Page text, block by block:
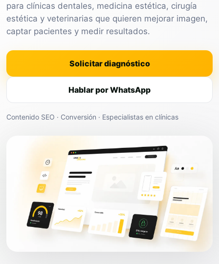
para clínicas dentales, medicina estética, cirugía
estética y veterinarias que quieren mejorar imagen,
captar pacientes y medir resultados.
Solicitar diagnóstico
Hablar por WhatsApp
Contenido SEO · Conversión · Especialistas en clínicas